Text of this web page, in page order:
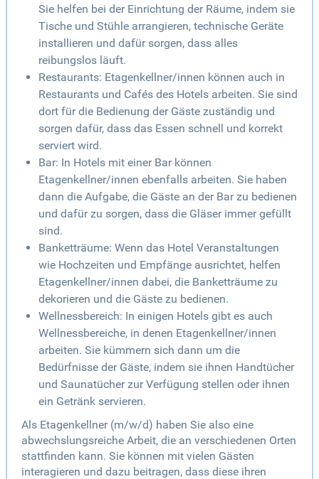
Sie helfen bei der Einrichtung der Räume, indem sie
Tische und Stühle arrangieren, technische Geräte
installieren und dafür sorgen, dass alles
reibungslos läuft.
Restaurants: Etagenkellner/innen können auch in
Restaurants und Cafés des Hotels arbeiten. Sie sind
dort für die Bedienung der Gäste zuständig und
sorgen dafür, dass das Essen schnell und korrekt
serviert wird.
Bar: In Hotels mit einer Bar können
Etagenkellner/innen ebenfalls arbeiten. Sie haben
dann die Aufgabe, die Gäste an der Bar zu bedienen
und dafür zu sorgen, dass die Gläser immer gefüllt
sind.
Banketträume: Wenn das Hotel Veranstaltungen
wie Hochzeiten und Empfänge ausrichtet, helfen
Etagenkellner/innen dabei, die Banketträume zu
dekorieren und die Gäste zu bedienen.
Wellnessbereich: In einigen Hotels gibt es auch
Wellnessbereiche, in denen Etagenkellner/innen
arbeiten. Sie kümmern sich dann um die
Bedürfnisse der Gäste, indem sie ihnen Handtücher
und Saunatücher zur Verfügung stellen oder ihnen
ein Getränk servieren.
Als Etagenkellner (m/w/d) haben Sie also eine
abwechslungsreiche Arbeit, die an verschiedenen Orten
stattfinden kann. Sie können mit vielen Gästen
interagieren und dazu beitragen, dass diese ihren